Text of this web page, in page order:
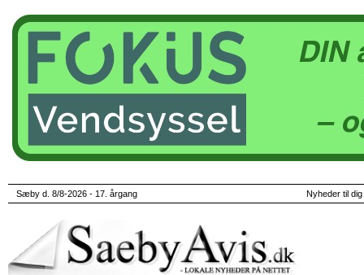
Sæby d. 8/8-2026 - 17. årgang Nyheder til